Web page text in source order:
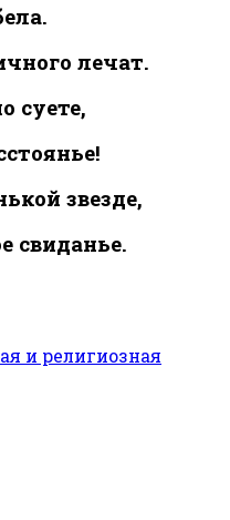
лечат.
суете,
звезде,
свиданье.
и религиозная